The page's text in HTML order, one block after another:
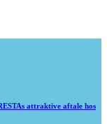
attraktive aftale hos